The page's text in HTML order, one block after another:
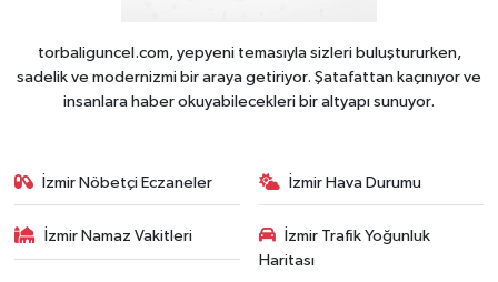
torbaliguncel.com, yepyeni temasıyla sizleri buluştururken,
sadelik ve modernizmi bir araya getiriyor. Şatafattan kaçınıyor ve
insanlara haber okuyabilecekleri bir altyapı sunuyor.
İzmir Nöbetçi Eczaneler İzmir Hava Durumu
İzmir Namaz Vakitleri
İzmir Trafik Yoğunluk
Haritası